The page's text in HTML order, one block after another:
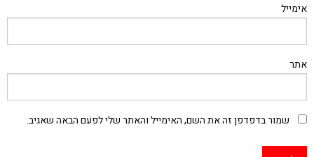
אימייל
אתר
שמור בדפדפן זה את השם, האימייל והאתר שלי לפעם הבאה שאגיב.